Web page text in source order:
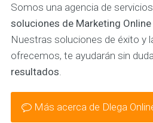
Somos una agencia de
soluciones de Marketing Online
Nuestras soluciones de éxito y
ofrecemos, te ayudarán sin
resultados
Más acerca de Dlega